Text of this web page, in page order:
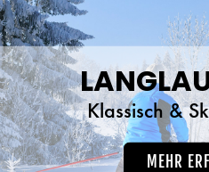
Klassisch &
MEHR